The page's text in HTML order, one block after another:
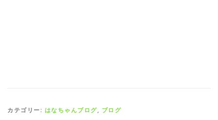
カテゴリー: はなちゃんブログ, ブログ